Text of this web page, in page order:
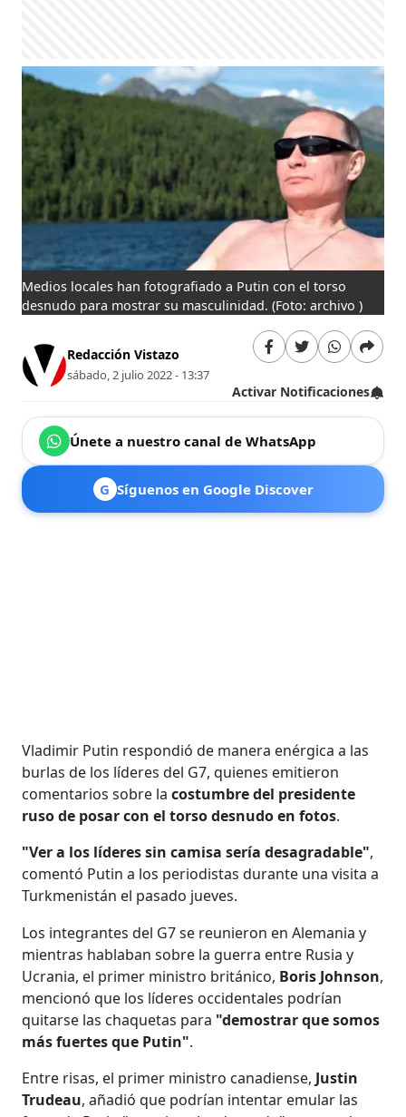
Medios locales han fotografiado a Putin con el torso
desnudo para mostrar su masculinidad. (Foto: archivo )
Redacción Vistazo
sábado, 2 julio 2022 - 13:37
Activar Notificaciones
Únete a nuestro canal de WhatsApp
G Síguenos en Google Discover
Vladimir Putin respondió de manera enérgica a las
burlas de los líderes del G7, quienes emitieron
comentarios sobre lacostumbre del presidente
ruso de posar con el torso desnudo en fotos.
"Ver a los líderes sin camisa sería desagradable",
comentó Putin a los periodistas durante una visita a
Turkmenistán el pasado jueves.
Los integrantes del G7 se reunieron en Alemania y
mientras hablaban sobre la guerra entre Rusia y
Ucrania, el primer ministro británico, Boris Johnson,
mencionó que los líderes occidentales podrían
quitarse las chaquetas para "demostrar que somos
más fuertes que Putin".
Entre risas, el primer ministro canadiense, Justin
Trudeau, añadió que podrían intentar emular las